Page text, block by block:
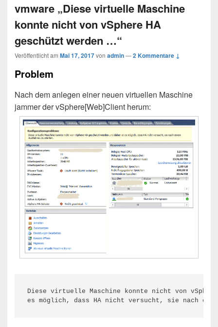
vmware „Diese virtuelle Maschine
konnte nicht von vSphere HA
geschützt werden …“
Veröffentlicht am Mai 17, 2017von admin—2 Kommentare ↓
Problem
Nach dem anlegen einer neuen virtuellen Maschine
jammer der vSphere[Web]Client herum:
Diese virtuelle Maschine konnte nicht von
es möglich, dass HA nicht versucht, sie nach